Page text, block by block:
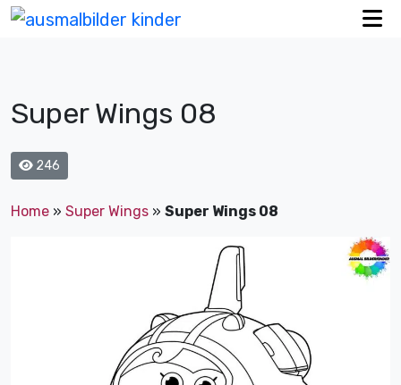
Super Wings 08
246
Home » Super Wings » Super Wings 08